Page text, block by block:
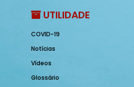
UTILIDADE
COVID-19
Notícias
Vídeos
Glossário